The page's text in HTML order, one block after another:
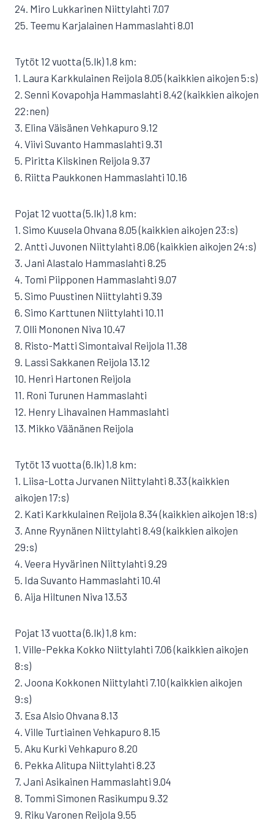
24. Miro Lukkarinen Niittylahti 7.07
25. Teemu Karjalainen Hammaslahti 8.01
Tytöt 12 vuotta (5.lk) 1,8 km:
1. Laura Karkkulainen Reijola 8.05 (kaikkien aikojen 5:s)
2. Senni Kovapohja Hammaslahti 8.42 (kaikkien aikojen
22:nen)
3. Elina Väisänen Vehkapuro 9.12
4. Viivi Suvanto Hammaslahti 9.31
5. Piritta Kiiskinen Reijola 9.37
6. Riitta Paukkonen Hammaslahti 10.16
Pojat 12 vuotta (5.lk) 1,8 km:
1. Simo Kuusela Ohvana 8.05 (kaikkien aikojen 23:s)
2. Antti Juvonen Niittylahti 8.06 (kaikkien aikojen 24:s)
3. Jani Alastalo Hammaslahti 8.25
4. Tomi Piipponen Hammaslahti 9.07
5. Simo Puustinen Niittylahti 9.39
6. Simo Karttunen Niittylahti 10.11
7. Olli Mononen Niva 10.47
8. Risto-Matti Simontaival Reijola 11.38
9. Lassi Sakkanen Reijola 13.12
10. Henri Hartonen Reijola
11. Roni Turunen Hammaslahti
12. Henry Lihavainen Hammaslahti
13. Mikko Väänänen Reijola
Tytöt 13 vuotta (6.lk) 1,8 km:
1. Liisa-Lotta Jurvanen Niittylahti 8.33 (kaikkien
aikojen 17:s)
2. Kati Karkkulainen Reijola 8.34 (kaikkien aikojen 18:s)
3. Anne Ryynänen Niittylahti 8.49 (kaikkien aikojen
29:s)
4. Veera Hyvärinen Niittylahti 9.29
5. Ida Suvanto Hammaslahti 10.41
6. Aija Hiltunen Niva 13.53
Pojat 13 vuotta (6.lk) 1,8 km:
1. Ville-Pekka Kokko Niittylahti 7.06 (kaikkien aikojen
8:s)
2. Joona Kokkonen Niittylahti 7.10 (kaikkien aikojen
9:s)
3. Esa Alsio Ohvana 8.13
4. Ville Turtiainen Vehkapuro 8.15
5. Aku Kurki Vehkapuro 8.20
6. Pekka Alitupa Niittylahti 8.23
7. Jani Asikainen Hammaslahti 9.04
8. Tommi Simonen Rasikumpu 9.32
9. Riku Varonen Reijola 9.55